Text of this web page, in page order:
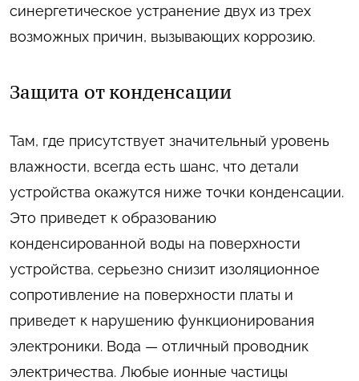
синергетическое устранение двух из трех
возможных причин, вызывающих коррозию.
Защита от конденсации
Там, где присутствует значительный уровень
влажности, всегда есть шанс, что детали
устройства окажутся ниже точки конденсации.
Это приведет к образованию
конденсированной воды на поверхности
устройства, серьезно снизит изоляционное
сопротивление на поверхности платы и
приведет к нарушению функционирования
электроники. Вода — отличный проводник
электричества. Любые ионные частицы